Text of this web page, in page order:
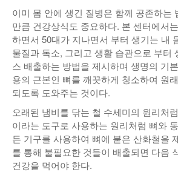
이미 몸 안에 생긴 질병은 함께 공존하는
만큼 건강상식도 중요하다. 본 센터에서
하면서 50대가 지나면서 부터 생기는 내
물질과 독소, 그리고 생활 습관으로 부터
스 배출하는 방법을 제시하며 생명의 기
용의 근본인 뼈를 깨끗하게 청소하여 원
되도록 도와주는 것이다.
오래된 냄비를 닦는 철 수세미의 원리처
이라는 도구로 사용하는 원리처럼 뼈와
든 기구를 사용하여 뼈에 붙은 산화철을
를 통해 불필요한 것들이 배출되면 다음
건강을 먹어야 한다.